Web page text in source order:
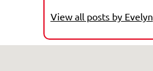
View all posts by Evelyn